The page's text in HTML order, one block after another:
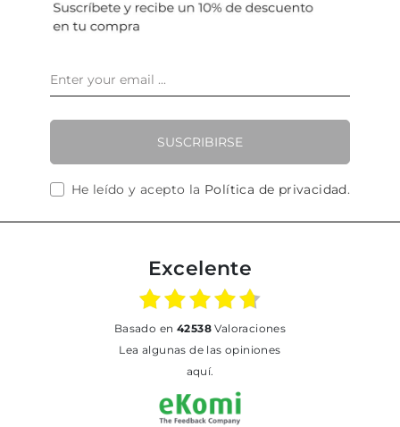
SUSCRIBIRSE
He leído y acepto la Política de privacidad.
Excelente
basado en 42538Valoraciones
Lea algunas de las opiniones
aquí.